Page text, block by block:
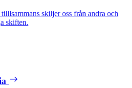
skiljer oss från andra och
skiften.